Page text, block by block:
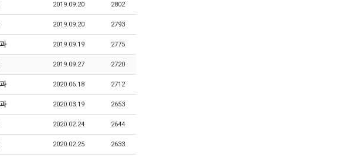
2019.09.20 2802
2019.09.20 2793
2019.09.19 2775
2019.09.27 2720
2020.06.18 2712
2020.03.19 2653
2020.02.24 2644
2020.02.25 2633